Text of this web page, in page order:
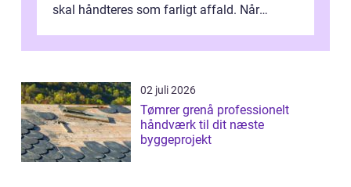
skal håndteres som farligt affald. Når
02 juli 2026
Tømrer grenå professionelt
håndværk til dit næste
byggeprojekt